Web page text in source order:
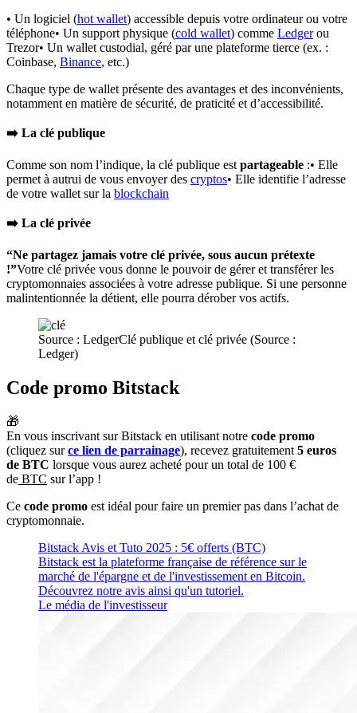
• Un logiciel (hot wallet) accessible depuis votre ordinateur ou votre
téléphone• Un support physique (cold wallet) comme Ledgerou
Trezor• Un wallet custodial, géré par une plateforme tierce (ex. :
Coinbase, Binance, etc.)
Chaque type de wallet présente des avantages et des inconvénients,
notamment en matière de sécurité, de praticité et d’accessibilité.
➡️ La clé publique
Comme son nom l’indique, la clé publique est partageable :• Elle
permet à autrui de vous envoyer des cryptos• Elle identifie l’adresse
de votre wallet sur la blockchain
➡️ La clé privée
“Ne partagez jamais votre clé privée, sous aucun prétexte
!”Votre clé privée vous donne le pouvoir de gérer et transférer les
cryptomonnaies associées à votre adresse publique. Si une personne
malintentionnée la détient, elle pourra dérober vos actifs.
Source : LedgerClé publique et clé privée (Source :
Ledger)
Code promo Bitstack
🎁
En vous inscrivant sur Bitstack en utilisant notre code promo
(cliquez surce lien de parrainage), recevez gratuitement 5 euros
de BTC lorsque vous aurez acheté pour un total de 100 €
de BTC sur l’app !
Ce code promo est idéal pour faire un premier pas dans l’achat de
cryptomonnaie.
Bitstack Avis et Tuto 2025 : 5€ offerts (BTC)
Bitstack est la plateforme française de référence sur le
marché de l'épargne et de l'investissement en Bitcoin.
Découvrez notre avis ainsi qu'un tutoriel.
Le média de l'investisseur